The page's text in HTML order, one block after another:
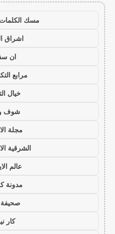
مسك
اشراق
ان
مرابع
خيال
شوف
مجلة
الشرقية
عالم
مدونة
صحيفة
كار